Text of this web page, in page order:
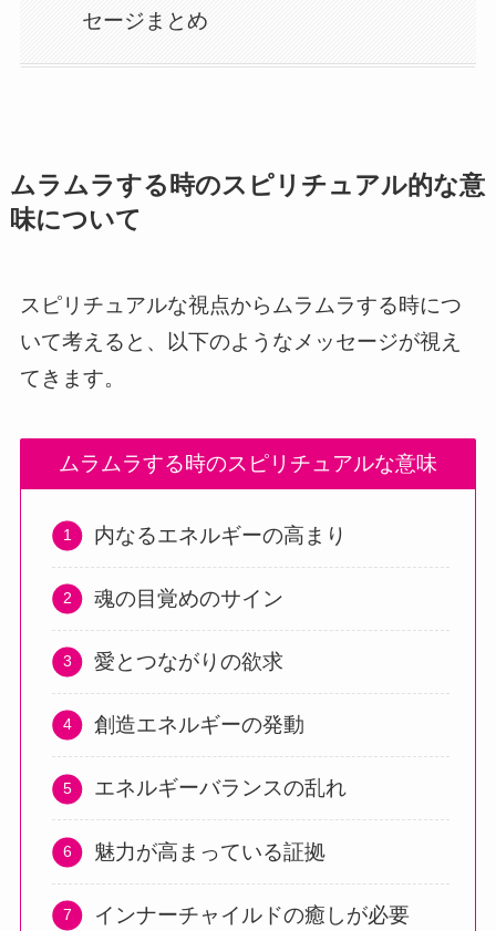
セージまとめ
ムラムラする時のスピリチュアル的な意
味について
スピリチュアルな視点からムラムラする時につ
いて考えると、以下のようなメッセージが視え
てきます。
ムラムラする時のスピリチュアルな意味
内なるエネルギーの高まり
魂の目覚めのサイン
愛とつながりの欲求
創造エネルギーの発動
エネルギーバランスの乱れ
魅力が高まっている証拠
インナーチャイルドの癒しが必要